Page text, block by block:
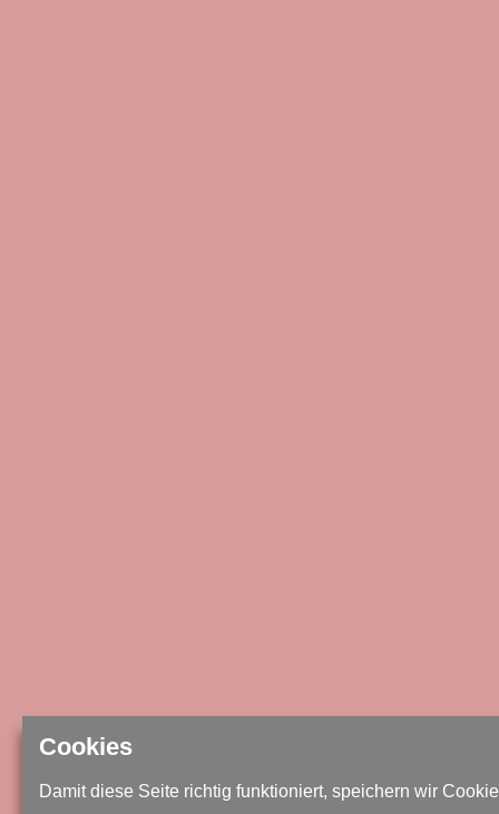
Cookies
Damit diese Seite richtig funktioniert, speichern wir